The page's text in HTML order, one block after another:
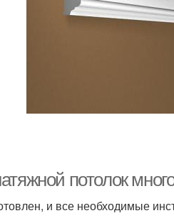
потолок
и все необходимые